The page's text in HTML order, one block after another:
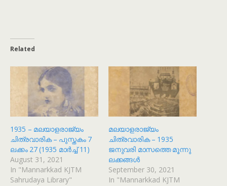
Related
1935 – മലയാളരാജ്യം
ചിത്രവാരിക – പുസ്തകം 7
ലക്കം 27 (1935 മാർച്ച് 11)
August 31, 2021
In "Mannarkkad KJTM
Sahrudaya Library"
മലയാളരാജ്യം
ചിത്രവാരിക – 1935
ജനുവരി മാസത്തെ മൂന്നു
ലക്കങ്ങൾ
September 30, 2021
In "Mannarkkad KJTM